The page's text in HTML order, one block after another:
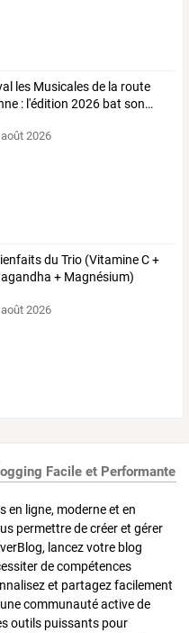
les Musicalesde la route
: l'édition 2026 bat son…
2026
du Trio (VitamineC+
+ Magnésium)
2026
Facile et Performante
en ligne, moderne et en
permettre de créer et gérer
lancez votre blog
de compétences
et partagez facilement
communauté active de
outils puissants pour